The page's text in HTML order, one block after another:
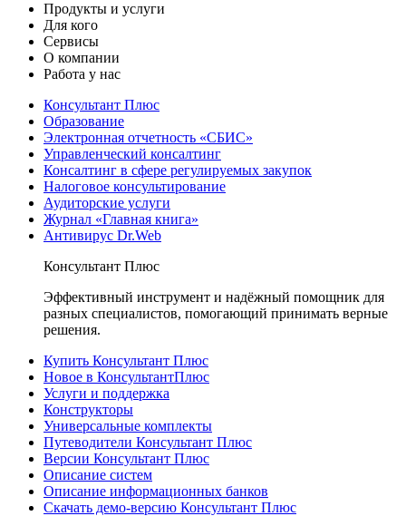
Продукты и услуги
Для кого
Сервисы
О компании
Работа у нас
Консультант Плюс
Образование
Электронная отчетность «СБИС»
Управленческий консалтинг
Консалтинг в сфере регулируемых закупок
Налоговое консультирование
Аудиторские услуги
Журнал «Главная книга»
Антивирус Dr.Web
Консультант Плюс
Эффективный инструмент и надёжный помощник для
разных специалистов, помогающий принимать верные
решения.
Купить Консультант Плюс
Новое в КонсультантПлюс
Услуги и поддержка
Конструкторы
Универсальные комплекты
Путеводители Консультант Плюс
Версии Консультант Плюс
Описание систем
Описание информационных банков
Скачать демо-версию Консультант Плюс